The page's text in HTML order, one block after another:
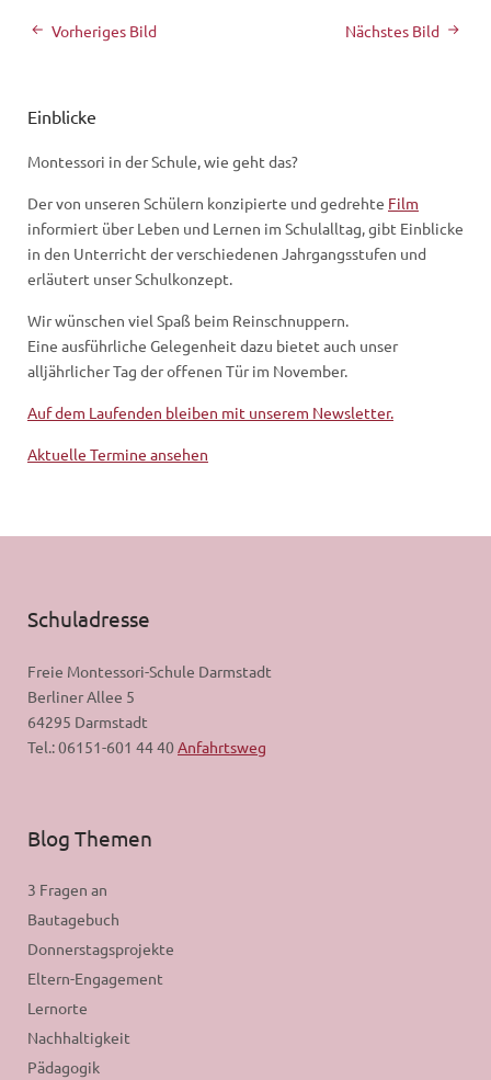
Nächstes Bild
Vorheriges Bild
Einblicke
Montessori in der Schule, wie geht das?
Der von unseren Schülern konzipierte und gedrehte Film
informiert über Leben und Lernen im Schulalltag, gibt Einblicke
in den Unterricht der verschiedenen Jahrgangsstufen und
erläutert unser Schulkonzept.
Wir wünschen viel Spaß beim Reinschnuppern.
Eine ausführliche Gelegenheit dazu bietet auch unser
alljährlicher Tag der offenen Tür im November.
Auf dem Laufenden bleiben mit unserem Newsletter.
Aktuelle Termine ansehen
Schuladresse
Freie Montessori-Schule Darmstadt
Berliner Allee 5
64295 Darmstadt
Tel.: 06151-601 44 40 Anfahrtsweg
Blog Themen
3 Fragen an
Bautagebuch
Donnerstagsprojekte
Eltern-Engagement
Lernorte
Nachhaltigkeit
Pädagogik